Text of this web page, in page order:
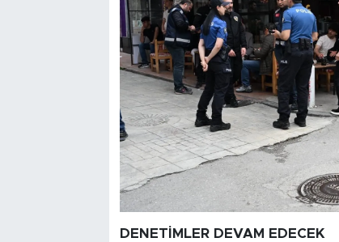
DENETİMLER DEVAM EDECEK